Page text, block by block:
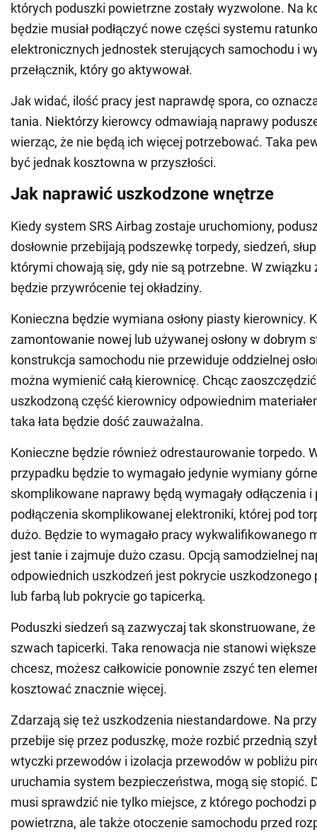
których poduszki powietrzne zostały wyzwolone. Na
będzie musiał podłączyć nowe części systemu
elektronicznych jednostek sterujących samochodu i
przełącznik, który go aktywował.
Jak widać, ilość pracy jest naprawdę spora, co
tania. Niektórzy kierowcy odmawiają naprawy
wierząc, że nie będą ich więcej potrzebować. Taka
być jednak kosztowna w przyszłości.
Jak naprawić uszkodzone wnętrze
Kiedy system SRS Airbag zostaje uruchomiony,
dosłownie przebijają podszewkę torpedy, siedzeń,
którymi chowają się, gdy nie są potrzebne. W związku
będzie przywrócenie tej okładziny.
Konieczna będzie wymiana osłony piasty kierownicy.
zamontowanie nowej lub używanej osłony w dobrym
konstrukcja samochodu nie przewiduje oddzielnej
można wymienić całą kierownicę. Chcąc
uszkodzoną część kierownicy odpowiednim
taka łata będzie dość zauważalna.
Konieczne będzie również odrestaurowanie torpedo.
przypadku będzie to wymagało jedynie wymiany
skomplikowane naprawy będą wymagały odłączenia
podłączenia skomplikowanej elektroniki, której pod
dużo. Będzie to wymagało pracy wykwalifikowanego
jest tanie i zajmuje dużo czasu. Opcją samodzielnej
odpowiednich uszkodzeń jest pokrycie uszkodzonego
lub farbą lub pokrycie go tapicerką.
Poduszki siedzeń są zazwyczaj tak skonstruowane,
szwach tapicerki. Taka renowacja nie stanowi
chcesz, możesz całkowicie ponownie zszyć ten
kosztować znacznie więcej.
Zdarzają się też uszkodzenia niestandardowe. Na
przebije się przez poduszkę, może rozbić przednią
wtyczki przewodów i izolacja przewodów w pobliżu
uruchamia system bezpieczeństwa, mogą się stopić.
musi sprawdzić nie tylko miejsce, z którego pochodzi
powietrzna, ale także otoczenie samochodu przed